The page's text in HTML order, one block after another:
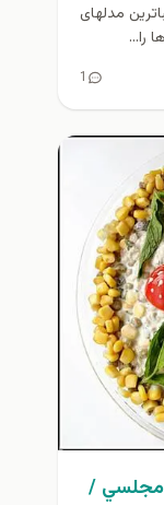
زیباترین مدلهای
را...
1
مجلسي /